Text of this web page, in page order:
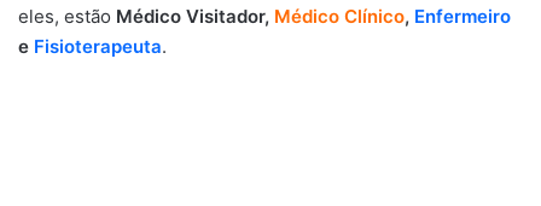
eles, estão Médico Visitador, Médico Clínico, Enfermeiro
e Fisioterapeuta.